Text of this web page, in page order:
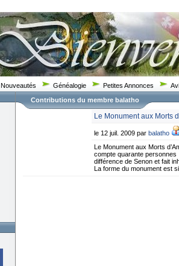
Nouveautés Généalogie Petites Annonces
Contributions du membre balatho
Le Monument aux Morts
le 12 juil. 2009 par balatho
Le Monument aux Morts
compte quarante personnes
différence de Senon et fait
La forme du monument est